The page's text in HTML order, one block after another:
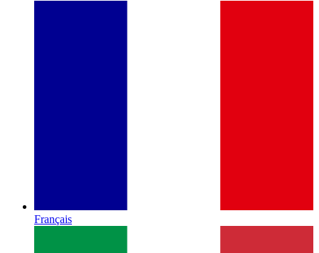
Français